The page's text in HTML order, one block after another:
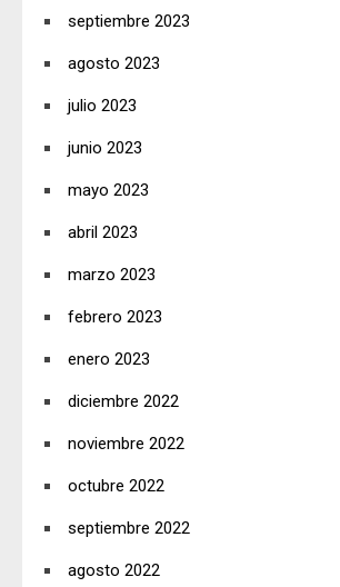
septiembre 2023
agosto 2023
julio 2023
junio 2023
mayo 2023
abril 2023
marzo 2023
febrero 2023
enero 2023
diciembre 2022
noviembre 2022
octubre 2022
septiembre 2022
agosto 2022